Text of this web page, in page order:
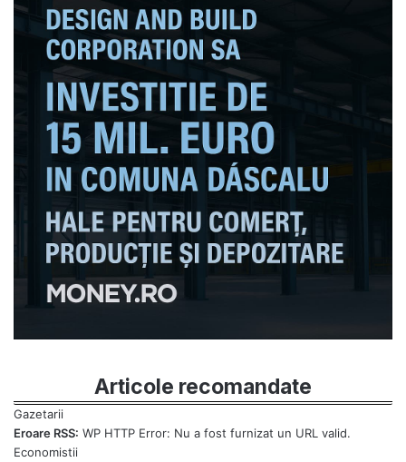
Articole recomandate
Eroare RSS: WP HTTP Error: Nu a fost furnizat un URL valid.